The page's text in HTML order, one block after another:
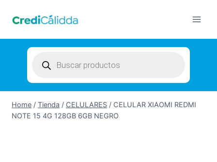
search
Home / Tienda / CELULARES / CELULAR XIAOMI REDMI
NOTE 15 4G 128GB 6GB NEGRO